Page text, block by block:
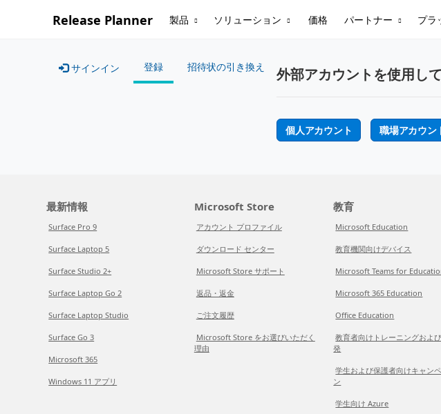
Release Planner 製品 ソリューション 価格 パートナー プラ
サインイン 登録 招待状の引き換え 外部アカウントを使用し
個人アカウント 職場アカウン
最新情報
Surface Pro 9
Surface Laptop 5
Surface Studio 2+
Surface Laptop Go 2
Surface Laptop Studio
Surface Go 3
Microsoft 365
Windows 11 アプリ
Microsoft Store
アカウント プロファイル
ダウンロード センター
Microsoft Store サポート
返品・返金
ご注文履歴
Microsoft Store をお選びいただく
理由
教育
Microsoft Education
教育機関向けデバイス
Microsoft Teams for
Microsoft 365 Education
Office Education
教育者向けトレーニングおよ
発
学生および保護者向けキャン
ン
学生向け Azure